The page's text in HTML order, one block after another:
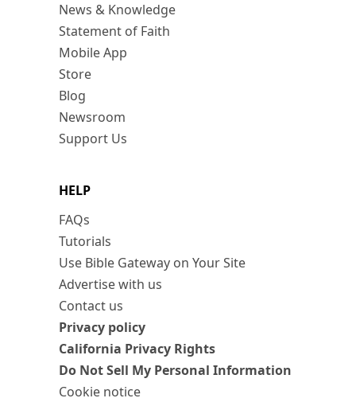
News & Knowledge
Statement of Faith
Mobile App
Store
Blog
Newsroom
Support Us
HELP
FAQs
Tutorials
Use Bible Gateway on Your Site
Advertise with us
Contact us
Privacy policy
California Privacy Rights
Do Not Sell My Personal Information
Cookie notice